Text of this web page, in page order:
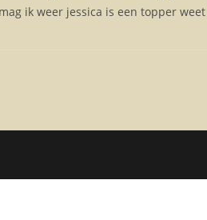
ik weer jessica is een topper